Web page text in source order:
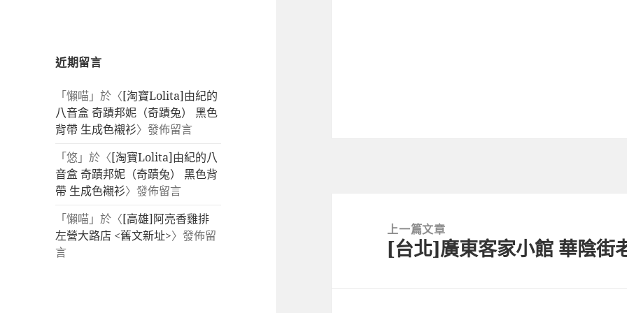
近期留言
「懶喵」於〈[淘寶Lolita]由紀的
八音盒 奇蹟邦妮（奇蹟兔） 黑色
背帶 生成色襯衫〉發佈留言
「悠」於〈[淘寶Lolita]由紀的八
音盒 奇蹟邦妮（奇蹟兔） 黑色背
帶 生成色襯衫〉發佈留言
「懶喵」於〈[高雄]阿亮香雞排
左營大路店 <舊文新址>〉發佈留
言
上一篇文章
上
[台北]廣東客家小館 華陰街